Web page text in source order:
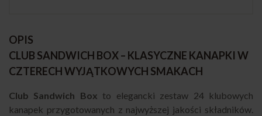
OPIS
CLUB SANDWICH BOX – KLASYCZNE KANAPKI W
CZTERECH WYJĄTKOWYCH SMAKACH
Club Sandwich Box to elegancki zestaw 24 klubowych
kanapek przygotowanych z najwyższej jakości składników.